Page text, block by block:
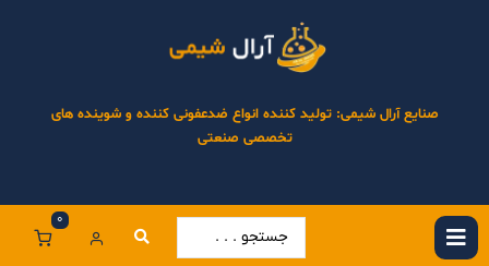
صنایع آرال شیمی: تولید کننده انواع ضدعفونی کننده و شوینده های
تخصصی صنعتی
0